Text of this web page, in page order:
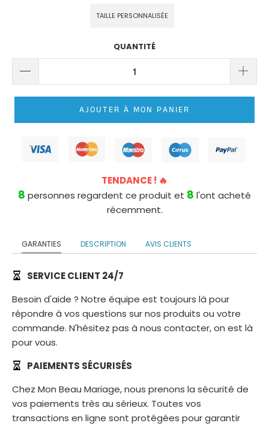
LONGUE
PRINCESSE
TAILLE PERSONNALISÉE
QUANTITÉ
AJOUTER À MON PANIER
TENDANCE ! 🔥
8 personnes regardent ce produit et 8 l'ont acheté
récemment.
GARANTIES DESCRIPTION AVIS CLIENTS
SERVICE CLIENT 24/7
Besoin d'aide ? Notre équipe est toujours là pour
répondre à vos questions sur nos produits ou votre
commande. N'hésitez pas à nous contacter, on est là
pour vous.
PAIEMENTS SÉCURISÉS
Chez Mon Beau Mariage, nous prenons la sécurité de
vos paiements très au sérieux. Toutes vos
transactions en ligne sont protégées pour garantir